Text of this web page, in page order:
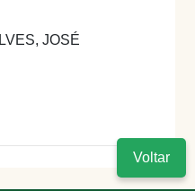
Voltar
JOSÉ